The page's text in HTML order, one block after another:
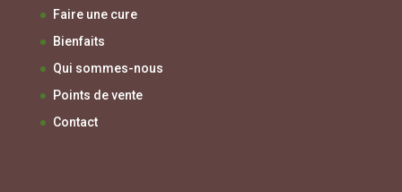
Faire une cure
Bienfaits
Qui sommes-nous
Points de vente
Contact